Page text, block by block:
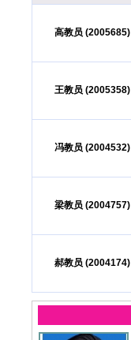
高教员 (2005685)
王教员 (2005358)
冯教员 (2004532)
梁教员 (2004757)
郝教员 (2004174)